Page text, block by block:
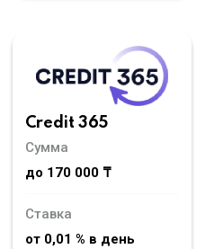
Credit 365
Сумма
до 170 000 ₸
Ставка
от 0,01 % в день